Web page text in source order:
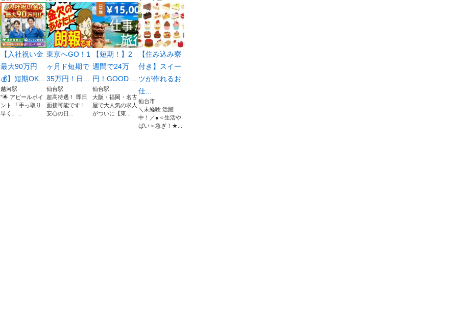
【入社祝い金
最大90万円
💰】短期OK...
越河駅
"🌟 アピールポイ
ント 「手っ取り
早く、...
東京へGO！1
ヶ月ド短期で
35万円！日...
仙台駅
超高待遇！ 即日
面接可能です！
安心の日...
【短期！】2
週間で24万
円！GOOD ...
仙台駅
大阪・福岡・名古
屋で大人気の求人
がついに【東...
【住み込み寮
付き】スイー
ツが作れるお
仕...
仙台市
＼未経験 活躍
中！／●＜生活や
ばい＞急ぎ！★...